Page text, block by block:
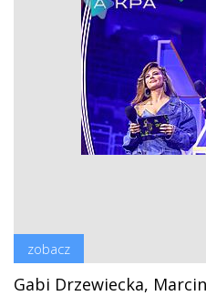
zobacz
Gabi Drzewiecka,